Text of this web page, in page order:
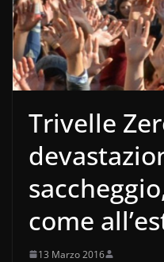
Trivelle
come
13 Marzo 2016